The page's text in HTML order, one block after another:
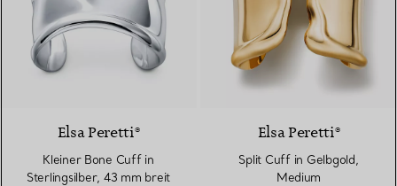
Elsa Peretti®
Kleiner Bone Cuff in
Sterlingsilber, 43 mm breit
Elsa Peretti®
Split Cuff in Gelbgold,
Medium